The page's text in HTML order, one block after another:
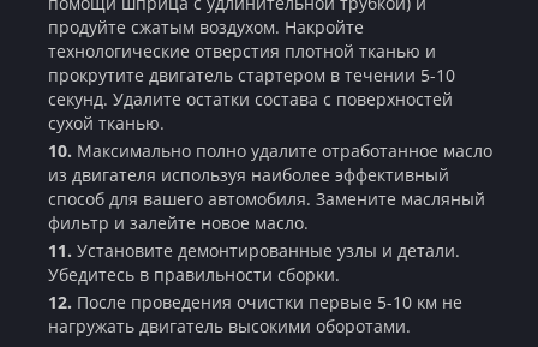
продуйте сжатым воздухом. Накройте
технологические отверстия плотной тканью и
прокрутите двигатель стартером в течении 5-10
секунд. Удалите остатки состава с поверхностей
сухой тканью.
Максимально полно удалите отработанное масло
из двигателя используя наиболее эффективный
способ для вашего автомобиля. Замените масляный
фильтр и залейте новое масло.
Установите демонтированные узлы и детали.
Убедитесь в правильности сборки.
После проведения очистки первые 5-10 км не
нагружать двигатель высокими оборотами.